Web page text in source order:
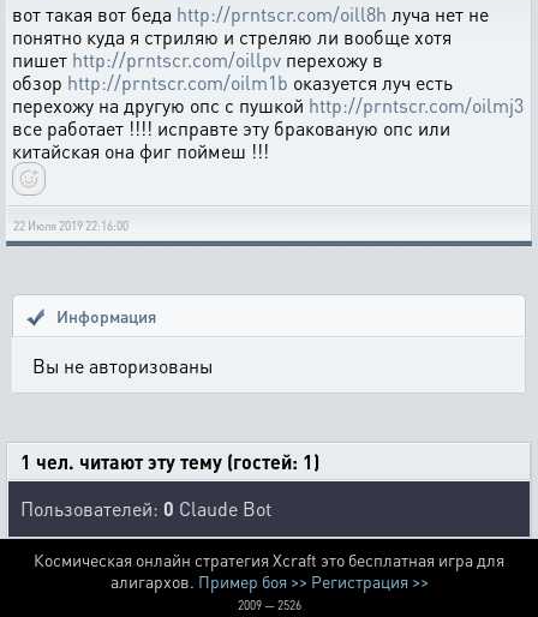
вот такая вот беда http://prntscr.com/oill8h луча нет не
понятно куда я стриляю и стреляю ли вообще хотя
пишет http://prntscr.com/oillpv перехожу в
обзор http://prntscr.com/oilm1b оказуется луч есть
перехожу на другую опс с пушкой http://prntscr.com/oilmj3
все работает !!!! исправте эту бракованую опс или
китайская она фиг поймеш !!!
22 Июля 2019 22:16:00
Информация
Вы не авторизованы
1 чел. читают эту тему (гостей: 1)
Пользователей: 0 Claude Bot
Космическая онлайн стратегия Xcraft это бесплатная игра для
алигархов. Пример боя >> Регистрация >>
2009 — 2526